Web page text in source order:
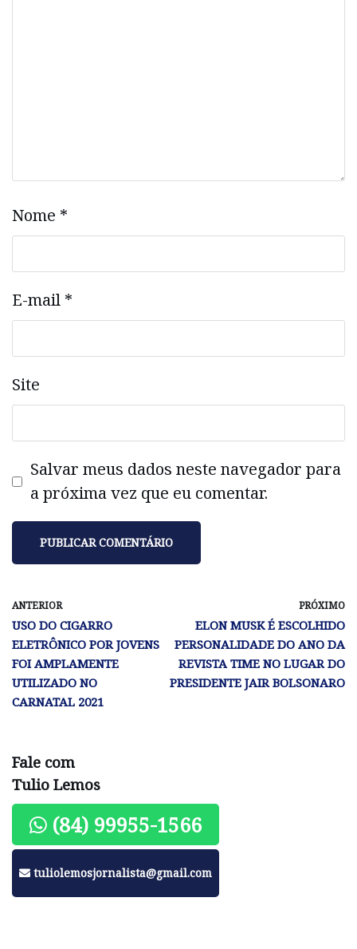
Nome *
E-mail *
Site
Salvar meus dados neste navegador para
a próxima vez que eu comentar.
ANTERIOR
USO DO CIGARRO
ELETRÔNICO POR JOVENS
FOI AMPLAMENTE
UTILIZADO NO
CARNATAL 2021
PRÓXIMO
ELON MUSK É ESCOLHIDO
PERSONALIDADE DO ANO DA
REVISTA TIME NO LUGAR DO
PRESIDENTE JAIR BOLSONARO
Fale com
Tulio Lemos
(84) 99955-1566
tuliolemosjornalista@gmail.com